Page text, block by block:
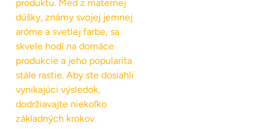
produktu. Med z maternej
dúšky, známy svojej jemnej
aróme a svetlej farbe, sa
skvele hodí na domáce
produkcie a jeho popularita
stále rastie. Aby ste dosiahli
vynikajúci výsledok,
dodržiavajte niekoľko
základných krokov.